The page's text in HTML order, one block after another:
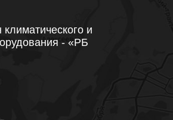
и
- «РБ